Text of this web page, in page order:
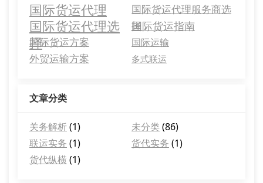
国际货运代理
国际货运代理服务商选
择
国际货运代理选
择
国际货运指南
国际货运方案 国际运输
外贸运输方案 多式联运
文章分类
关务解析(1) 未分类(86)
联运实务 (1) 货代实务 (1)
货代纵横(1)